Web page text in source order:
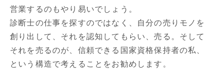
営業するのもやり易いでしょう。
診断士の仕事を探すのではなく、自分の売りモノを
創り出して、それを認知してもらい、売る。そして
それを売るのが、信頼できる国家資格保持者の私、
という構造で考えることをお勧めします。